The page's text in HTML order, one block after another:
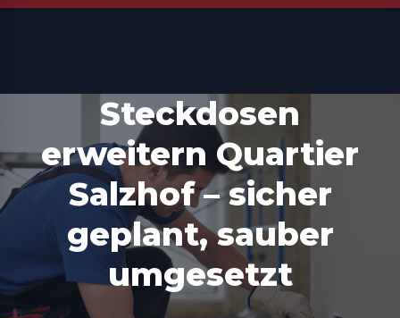
Steckdosen
erweitern Quartier
Salzhof – sicher
geplant, sauber
umgesetzt